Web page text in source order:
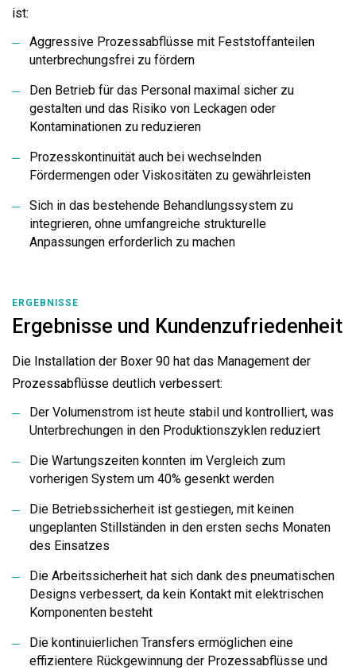
ist:
Aggressive Prozessabflüsse mit Feststoffanteilen
unterbrechungsfrei zu fördern
Den Betrieb für das Personal maximal sicher zu
gestalten und das Risiko von Leckagen oder
Kontaminationen zu reduzieren
Prozesskontinuität auch bei wechselnden
Fördermengen oder Viskositäten zu gewährleisten
Sich in das bestehende Behandlungssystem zu
integrieren, ohne umfangreiche strukturelle
Anpassungen erforderlich zu machen
ERGEBNISSE
Ergebnisse und Kundenzufriedenheit
Die Installation der Boxer 90 hat das Management der
Prozessabflüsse deutlich verbessert:
Der Volumenstrom ist heute stabil und kontrolliert, was
Unterbrechungen in den Produktionszyklen reduziert
Die Wartungszeiten konnten im Vergleich zum
vorherigen System um 40% gesenkt werden
Die Betriebssicherheit ist gestiegen, mit keinen
ungeplanten Stillständen in den ersten sechs Monaten
des Einsatzes
Die Arbeitssicherheit hat sich dank des pneumatischen
Designs verbessert, da kein Kontakt mit elektrischen
Komponenten besteht
Die kontinuierlichen Transfers ermöglichen eine
effizientere Rückgewinnung der Prozessabflüsse und